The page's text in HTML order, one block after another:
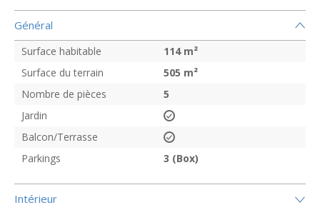
Général
Surface habitable 114m²
Surface du terrain
505 m²
Nombre de pièces
5
Jardin
Balcon/Terrasse
Parkings
3 (Box)
Intérieur